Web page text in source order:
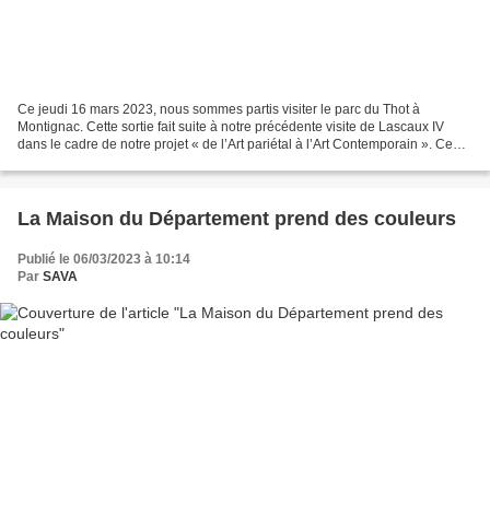
Ce jeudi 16 mars 2023, nous sommes partis visiter le parc du Thot à
Montignac. Cette sortie fait suite à notre précédente visite de Lascaux IV
dans le cadre de notre projet « de l’Art pariétal à l’Art Contemporain ». Ce
La Maison du Département prend des couleurs
Publié le 06/03/2023 à 10:14
Par SAVA